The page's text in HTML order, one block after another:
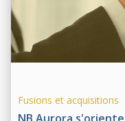
Fusions et acquisitions